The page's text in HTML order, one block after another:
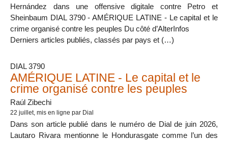
Hernández dans une offensive digitale contre Petro et
Sheinbaum DIAL 3790 - AMÉRIQUE LATINE - Le capital et le
crime organisé contre les peuples Du côté d’AlterInfos
Derniers articles publiés, classés par pays et (…)
DIAL 3790
AMÉRIQUE LATINE - Le capital et le
crime organisé contre les peuples
Raúl Zibechi
22 juillet, mis en ligne par Dial
Dans son article publié dans le numéro de Dial de juin 2026,
Lautaro Rivara mentionne le Hondurasgate comme l’un des